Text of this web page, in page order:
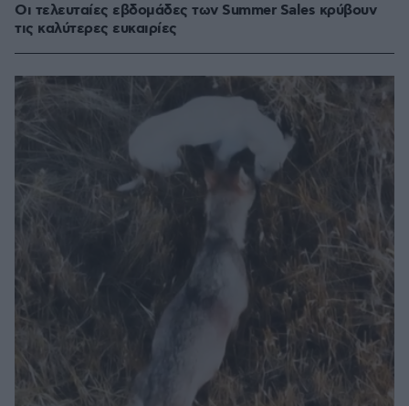
Οι τελευταίες εβδομάδες των Summer Sales κρύβουν
τις καλύτερες ευκαιρίες